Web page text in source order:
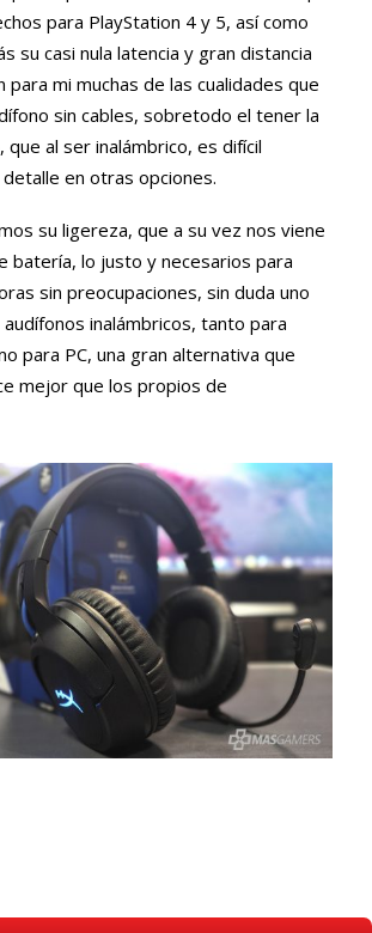
para PlayStation 4 y 5, así como
su casi nula latencia y gran distancia
para mi muchas de las cualidades que
sin cables, sobretodo el tener la
que al ser inalámbrico, es difícil
en otras opciones.
su ligereza, que a su vez nos viene
batería, lo justo y necesarios para
sin preocupaciones, sin duda uno
inalámbricos, tanto para
para PC, una gran alternativa que
mejor que los propios de